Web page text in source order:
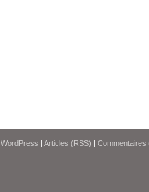
WordPress | Articles (RSS) | Commentaires